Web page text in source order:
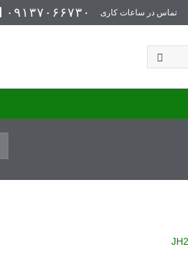
تماس در ساعات کاری ۰۹۱۳۷۰۶۶۷۳۰